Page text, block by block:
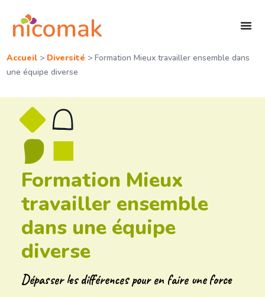
Accueil> Diversité > Formation Mieux travailler ensemble dans
une équipe diverse
Formation Mieux
travailler ensemble
dans une équipe
diverse
Dépasser les différences pour en faire une force